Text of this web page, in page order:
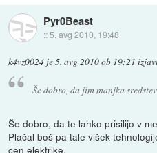
Pyr0Beast
:: 5. avg 2010, 19:48
k4vz0024 je5. avg 2010 ob 19:21
Še dobro, da jim manjka
Še dobro, da te lahko prisilijo v
Plačal boš pa tale višek
cen elektrike.